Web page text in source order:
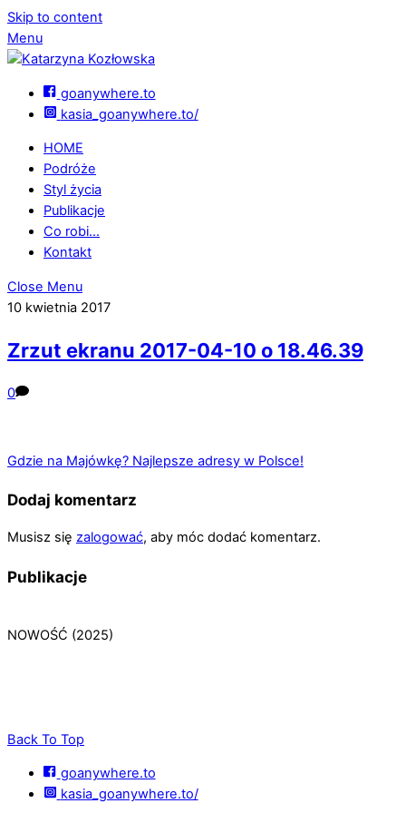
Skip to content
Menu
goanywhere.to
kasia_goanywhere.to/
HOME
Podróże
Styl życia
Publikacje
Co robi…
Kontakt
Close Menu
10 kwietnia 2017
Zrzut ekranu 2017-04-10 o 18.46.39
0
Gdzie na Majówkę? Najlepsze adresy w Polsce!
Dodaj komentarz
Musisz się zalogować, aby móc dodać komentarz.
Publikacje
NOWOŚĆ (2025)
Back To Top
goanywhere.to
kasia_goanywhere.to/